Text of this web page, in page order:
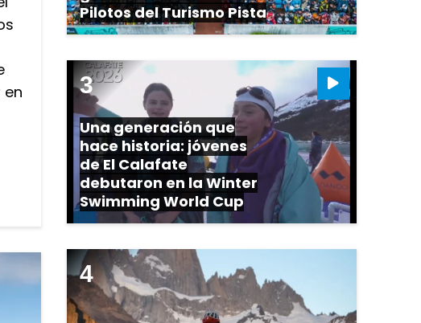
Pilotos del Turismo Pista
Una generación que
hace historia: jóvenes
de El Calafate
debutaron en la Winter
Swimming World Cup